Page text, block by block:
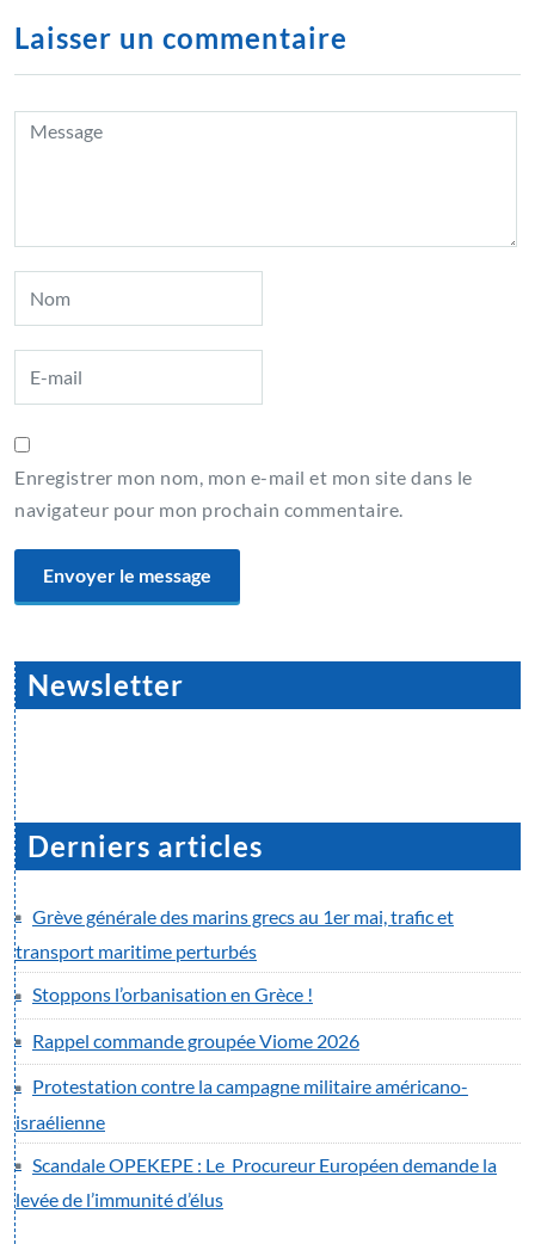
Laisser un commentaire
Enregistrer mon nom, mon e-mail et mon site dans le
navigateur pour mon prochain commentaire.
Newsletter
Derniers articles
Grève générale des marins grecs au 1er mai, trafic et
transport maritime perturbés
Stoppons l’orbanisation en Grèce !
Rappel commande groupée Viome 2026
Protestation contre la campagne militaire américano-
israélienne
Scandale OPEKEPE : Le Procureur Européen demande la
levée de l’immunité d’élus